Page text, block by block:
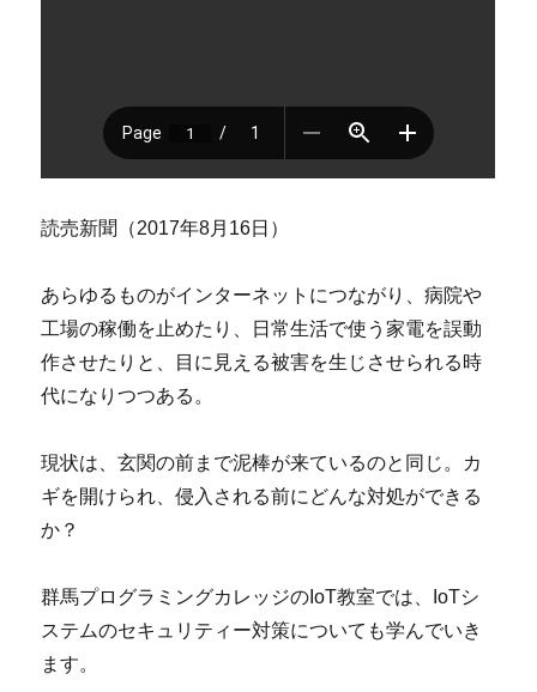
読売新聞（2017年8月16日）
あらゆるものがインターネットにつながり、病院や
工場の稼働を止めたり、日常生活で使う家電を誤動
作させたりと、目に見える被害を生じさせられる時
代になりつつある。
現状は、玄関の前まで泥棒が来ているのと同じ。カ
ギを開けられ、侵入される前にどんな対処ができる
か？
群馬プログラミングカレッジのIoT教室では、IoTシ
ステムのセキュリティー対策についても学んでいき
ます。